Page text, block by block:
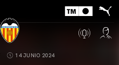
14 JUNIO 2024